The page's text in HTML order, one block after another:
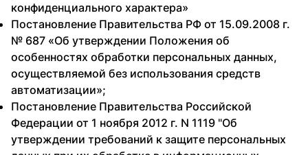
конфиденциального характера»
Постановление Правительства РФ от 15.09.2008 г.
№ 687 «Об утверждении Положения об
особенностях обработки персональных данных,
осуществляемой без использования средств
автоматизации»;
Постановление Правительства Российской
Федерации от 1 ноября 2012 г. N 1119 "Об
утверждении требований к защите персональных